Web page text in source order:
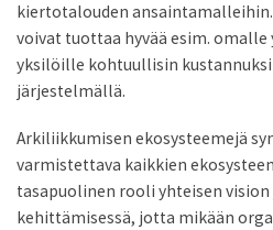
kiertotalouden
voivat tuottaa hyvää esim.
yksilöille kohtuullisin
järjestelmällä.
Arkiliikkumisen ekosysteemejä
varmistettava kaikkien
tasapuolinen rooli yhteisen
kehittämisessä, jotta mikään